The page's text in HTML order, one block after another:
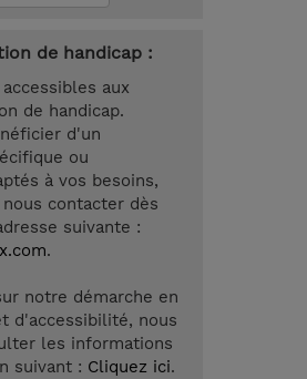
de handicap :
aux
de handicap.
d'un
ou
à vos besoins,
contacter dès
suivante :
.
notre démarche en
d'accessibilité, nous
les informations
suivant : Cliquez ici.